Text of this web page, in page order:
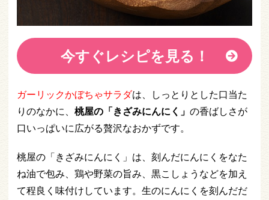
今すぐレシピを見る！
ガーリックかぼちゃサラダは、しっとりとした口当た
りのなかに、 桃屋の「きざみにんにく」 の香ばしさが
口いっぱいに広がる贅沢なおかずです。
桃屋の「きざみにんにく」は、刻んだにんにくをなた
ね油で包み、鶏や野菜の旨み、黒こしょうなどを加え
て程良く味付けしています。生のにんにくを刻んだだ